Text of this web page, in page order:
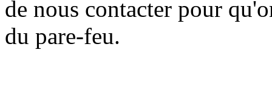
de nous contacter pour
du pare-feu.